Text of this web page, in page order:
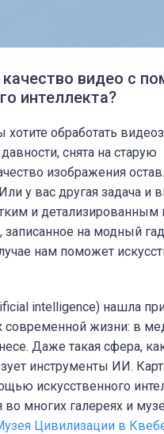
качество видео c
интеллекта?
обработать
снята на старую
изображения
у вас другая задача и
и
записанное на модный
нам поможет
intelligence) нашла
современной жизни: в
Даже такая сфера,
инструменты ИИ.
искусственного
многих галереях и
Цивилизации в